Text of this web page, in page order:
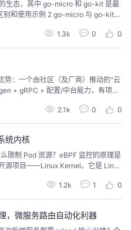
生态，其中 go-micro 和 go-kit 是最
别和使用示例 2 go-micro 与 go-kit
1.3k 0 0
：一个由社区（及厂商）推动的“云
+ gRPC + 配置/中台能力，有项目
2.1k 0 0
统内核
限制 Pod 资源？eBPF 监控的原理是
源项目——Linux Kernel。它是 Linus
是 Linux 操作系统的核心组件，负责
1.2k 1 0
，微服务路由自动化利器